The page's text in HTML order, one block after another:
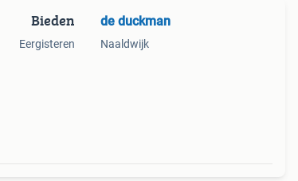
Bieden
Eergisteren
de duckman
Naaldwijk